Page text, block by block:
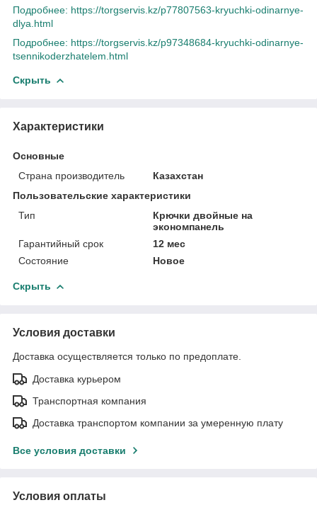
Подробнее: https://torgservis.kz/p77807563-kryuchki-odinarnye-
dlya.html
Подробнее: https://torgservis.kz/p97348684-kryuchki-odinarnye-
tsennikoderzhatelem.html
Скрыть
Характеристики
Основные
Страна производитель
Казахстан
Пользовательские характеристики
Тип
Крючки двойные на
экономпанель
Гарантийный срок
12 мес
Состояние
Новое
Скрыть
Условия доставки
Доставка осуществляется только по предоплате.
Доставка курьером
Транспортная компания
Доставка транспортом компании за умеренную плату
Все условия доставки
Условия оплаты